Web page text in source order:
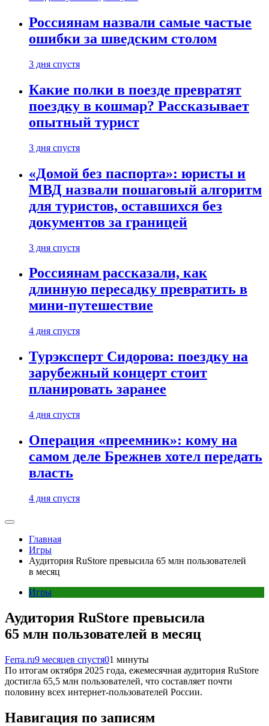
Россиянам назвали самые частые
ошибки за шведским столом
3 дня спустя
Какие полки в поезде превратят
поездку в кошмар? Рассказывает
опытный турист
3 дня спустя
«Домой без паспорта»: юристы и
МВД назвали пошаговый алгоритм
для туристов, оставшихся без
документов за границей
3 дня спустя
Россиянам рассказали, как
длинную пересадку превратить в
мини-путешествие
4 дня спустя
Турэксперт Сидорова: поездку на
зарубежный концерт стоит
планировать заранее
4 дня спустя
Операция «преемник»: кому на
самом деле Брежнев хотел передать
власть
4 дня спустя
Главная
Игры
Аудитория RuStore превысила 65 млн пользователей
в месяц
Игры
Аудитория RuStore превысила
65 млн пользователей в месяц
Ferra.ru9 месяцев спустя01 минуты
По итогам октября 2025 года, ежемесячная аудитория RuStore
достигла 65,5 млн пользователей, что составляет почти
половину всех интернет-пользователей России.
Навигация по записям